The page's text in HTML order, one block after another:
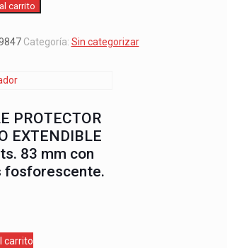
carrito
Categoría: Sin categorizar
PROTECTOR
EXTENDIBLE
83 mm con
fosforescente.
carrito